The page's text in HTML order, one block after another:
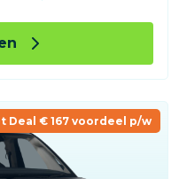
Deal € 167 voordeel p/w